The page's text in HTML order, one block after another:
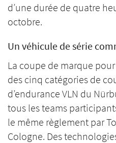
d’une durée de quatre
octobre.
Un véhicule de série
La coupe de marque
des cinq catégories de
d’endurance VLN du
tous les teams
le même règlement par
Cologne. Des